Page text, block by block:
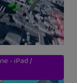
- iPad/